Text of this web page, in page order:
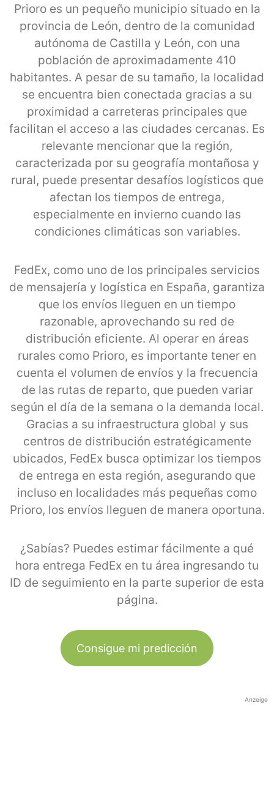
Prioro es un pequeño municipio situado en la
provincia de León, dentro de la comunidad
autónoma de Castilla y León, con una
población de aproximadamente 410
habitantes. A pesar de su tamaño, la localidad
se encuentra bien conectada gracias a su
proximidad a carreteras principales que
facilitan el acceso a las ciudades cercanas. Es
relevante mencionar que la región,
caracterizada por su geografía montañosa y
rural, puede presentar desafíos logísticos que
afectan los tiempos de entrega,
especialmente en invierno cuando las
condiciones climáticas son variables.
FedEx, como uno de los principales servicios
de mensajería y logística en España, garantiza
que los envíos lleguen en un tiempo
razonable, aprovechando su red de
distribución eficiente. Al operar en áreas
rurales como Prioro, es importante tener en
cuenta el volumen de envíos y la frecuencia
de las rutas de reparto, que pueden variar
según el día de la semana o la demanda local.
Gracias a su infraestructura global y sus
centros de distribución estratégicamente
ubicados, FedEx busca optimizar los tiempos
de entrega en esta región, asegurando que
incluso en localidades más pequeñas como
Prioro, los envíos lleguen de manera oportuna.
¿Sabías? Puedes estimar fácilmente a qué
hora entrega FedEx en tu área ingresando tu
ID de seguimiento en la parte superior de esta
página.
Consigue mi predicción
Anzeige